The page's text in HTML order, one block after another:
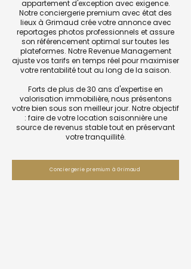
appartement d'exception avec exigence.
Notre conciergerie premium avec état des
lieux à Grimaud crée votre annonce avec
reportages photos professionnels et assure
son référencement optimal sur toutes les
plateformes. Notre Revenue Management
ajuste vos tarifs en temps réel pour maximiser
votre rentabilité tout au long de la saison.
Forts de plus de 30 ans d'expertise en
valorisation immobilière, nous présentons
votre bien sous son meilleur jour. Notre objectif
: faire de votre location saisonnière une
source de revenus stable tout en préservant
votre tranquillité.
Conciergerie premium à Grimaud